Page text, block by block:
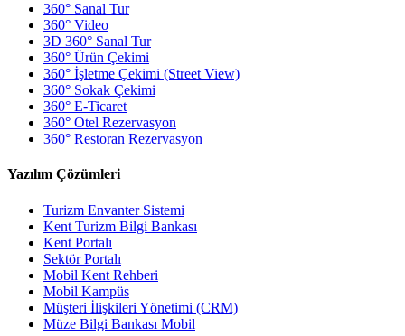
360° Sanal Tur
360° Video
3D 360° Sanal Tur
360° Ürün Çekimi
360° İşletme Çekimi (Street View)
360° Sokak Çekimi
360° E-Ticaret
360° Otel Rezervasyon
360° Restoran Rezervasyon
Yazılım Çözümleri
Turizm Envanter Sistemi
Kent Turizm Bilgi Bankası
Kent Portalı
Sektör Portalı
Mobil Kent Rehberi
Mobil Kampüs
Müşteri İlişkileri Yönetimi (CRM)
Müze Bilgi Bankası Mobil